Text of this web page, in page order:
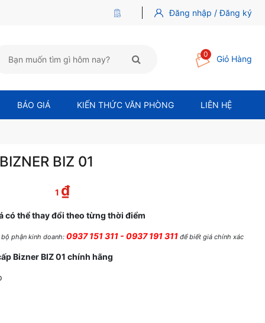
Đăng nhập / Đăng ký
0 Giỏ Hàng
BÁO GIÁ KIẾN THỨC VĂN PHÒNG LIÊN HỆ
BIZ 01
1 ₫
có thể thay đổi theo từng thời điểm
phận kinh doanh: 0937 151 311 - 0937 191 311 để biết giá chính xác
Bizner BIZ 01 chính hãng